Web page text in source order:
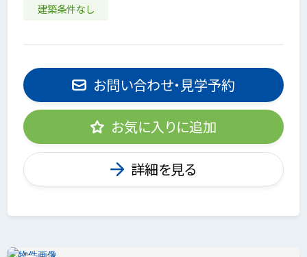
建築条件なし
お問い合わせ・見学予約
お気に入りに追加
詳細を見る